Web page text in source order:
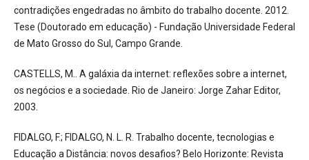
contradições engedradas no âmbito do trabalho docente. 2012.
Tese (Doutorado em educação) - Fundação Universidade Federal
de Mato Grosso do Sul, Campo Grande.
CASTELLS, M.. A galáxia da internet: reflexões sobre a internet,
os negócios e a sociedade. Rio de Janeiro: Jorge Zahar Editor,
2003.
FIDALGO, F.; FIDALGO, N. L. R. Trabalho docente, tecnologias e
Educação a Distância: novos desafios? Belo Horizonte: Revista